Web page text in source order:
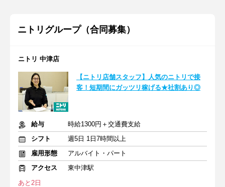
ニトリグループ（合同募集）
ニトリ 中津店
【ニトリ店舗スタッフ】人気のニトリで接
客！短期間にガッツリ稼げる★社割あり◎
給与
時給1300円＋交通費支給
シフト
週5日 1日7時間以上
雇用形態
アルバイト・パート
アクセス
東中津駅
あと2日